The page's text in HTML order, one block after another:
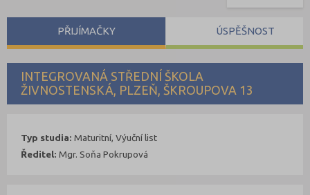
INTEGROVANÁ STŘEDNÍ ŠKOLA
ŽIVNOSTENSKÁ, PLZEŇ, ŠKROUPOVA 13
Typ studia: Maturitní, Výuční list
Ředitel: Mgr. Soňa Pokrupová
PŘIJÍMAČKY ÚSPĚŠNOST